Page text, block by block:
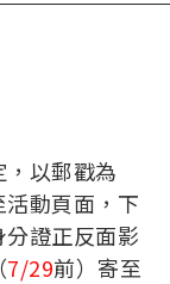
以郵戳為
動頁面，下
證正反面影
7/29前）寄至